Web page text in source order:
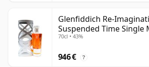
Glenfiddich Re-
Suspended Time Single
70cl • 43%
946 € ?